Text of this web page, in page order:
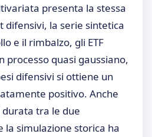
presenta la stessa
difensivi, la serie sintetica
e il rimbalzo, gli ETF
processo quasi gaussiano,
difensivi si ottiene un
positivo. Anche
durata tra le due
la simulazione storica ha